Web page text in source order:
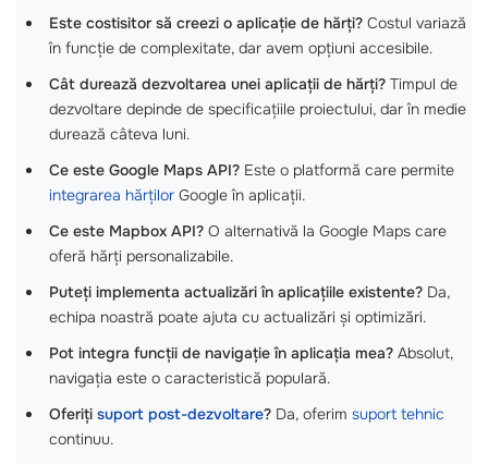
Este costisitor să creezi o aplicație de hărți? Costul variază
în funcție de complexitate, dar avem opțiuni accesibile.
Cât durează dezvoltarea unei aplicații de hărți? Timpul de
dezvoltare depinde de specificațiile proiectului, dar în medie
durează câteva luni.
Ce este Google Maps API? Este o platformă care permite
integrarea hărților Google în aplicații.
Ce este Mapbox API? O alternativă la Google Maps care
oferă hărți personalizabile.
Puteți implementa actualizări în aplicațiile existente? Da,
echipa noastră poate ajuta cu actualizări și optimizări.
Pot integra funcții de navigație în aplicația mea? Absolut,
navigația este o caracteristică populară.
Oferiți suport post-dezvoltare? Da, oferim suport tehnic
continuu.